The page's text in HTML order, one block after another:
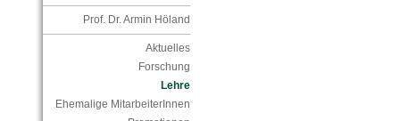
Prof. Dr. Armin Höland
Aktuelles
Forschung
Lehre
Ehemalige MitarbeiterInnen